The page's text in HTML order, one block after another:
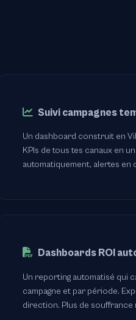
Suivi campagnes
Un dashboard construit en
KPIs de tous tes canaux en
automatiquement, alertes en
Dashboards ROI
Un reporting automatisé qui
campagne et par période.
direction. Plus de souffrance